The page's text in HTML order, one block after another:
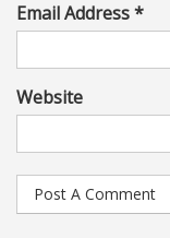
Email Address *
Website